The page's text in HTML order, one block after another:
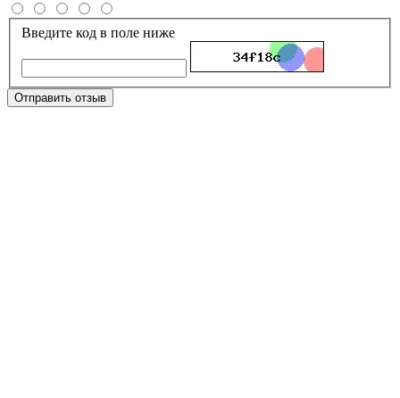
Введите код в поле ниже
Отправить отзыв